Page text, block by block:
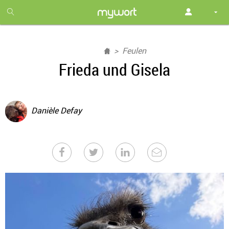
month
free
Feulen
Frieda und Gisela
Danièle Defay